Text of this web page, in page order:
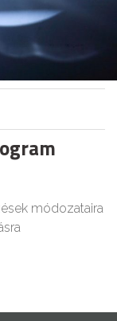
módozataira